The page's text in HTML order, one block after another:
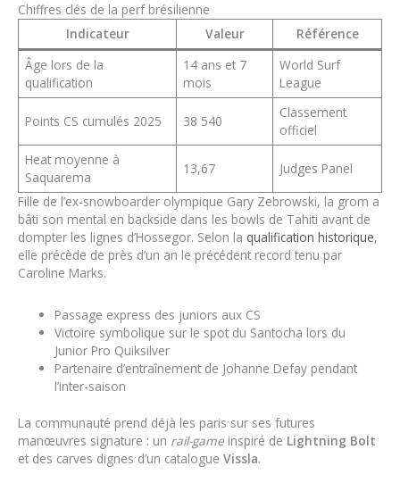
Chiffres clés de la perf brésilienne
Indicateur
Valeur
Référence
Âge lors de la
qualification
14 ans et 7
mois
World Surf
League
Points CS cumulés 2025 38 540
Classement
officiel
Heat moyenne à
Saquarema
13,67
Judges Panel
Fille de l’ex-snowboarder olympique Gary Zebrowski, la grom a
bâti son mental en backside dans les bowls de Tahiti avant de
dompter les lignes d’Hossegor. Selon la qualification historique,
elle précède de près d’un an le précédent record tenu par
Caroline Marks.
Passage express des juniors aux CS
Victoire symbolique sur le spot du Santocha lors du
Junior Pro Quiksilver
Partenaire d’entraînement de Johanne Defay pendant
l’inter-saison
La communauté prend déjà les paris sur ses futures
manœuvres signature : un rail-game inspiré de Lightning Bolt
et des carves dignes d’un catalogue Vissla.